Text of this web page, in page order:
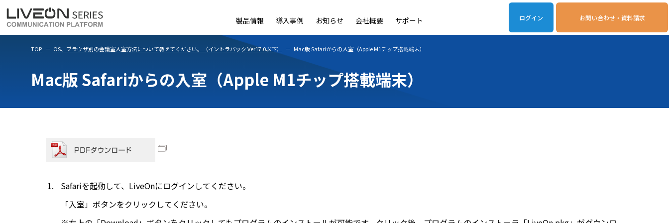
ログイン お問い合わせ・資料請求
製品情報
LiveOn Meet LiveOn WearableLiveOn NanoLiveOn Call LiveOn Chat LiveOn RecXLiveOn SSO+
導入事例 お知らせ 会社概要 サポート
TOP OS、ブラウザ別の会議室入室方法について教えてください。（イントラパック Ver17.0以下） Mac版 Safariからの入室（Apple M1チップ搭載端末）
Mac版 Safariからの入室（Apple M1チップ搭載端末）
Safariを起動して、LiveOnにログインしてください。
「入室」ボタンをクリックしてください。